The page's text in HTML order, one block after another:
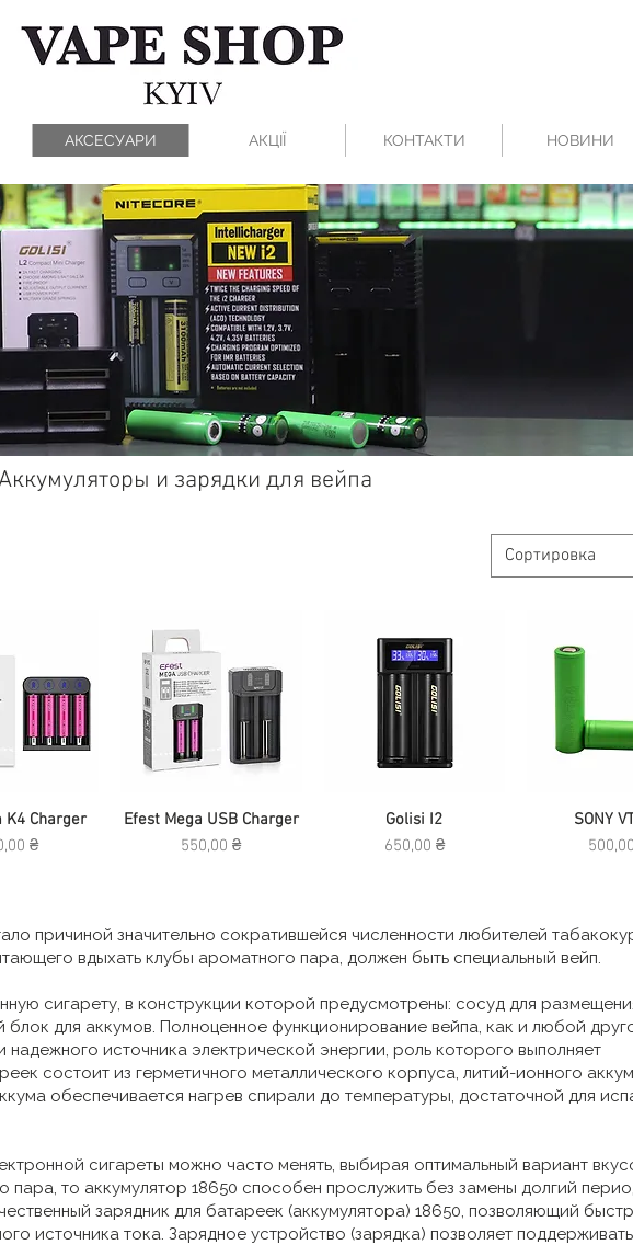
АКСЕСУАРИ АКЦІЇ КОНТАКТИ НОВИНИ
и зарядки для вейпа
Сортировка
просмотр
K4 Charger
₴
Быстрый просмотр
Efest Mega USB Charger
Цена
550,00 ₴
Быстрый просмотр
Golisi I2
Цена
650,00 ₴
Быстрый
SONY
Цена
причиной значительно сократившейся численности любителей
вдыхать клубы ароматного пара, должен быть специальный вейп.
сигарету, в конструкции которой предусмотрены: сосуд для
для аккумов. Полноценное функционирование вейпа, как и любой
источника электрической энергии, роль которого выполняет
состоит из герметичного металлического корпуса, литий-ионного
обеспечивается нагрев спирали до температуры, достаточной для
сигареты можно часто менять, выбирая оптимальный вариант
то аккумулятор 18650 способен прослужить без замены долгий
зарядник для батареек (аккумулятора) 18650, позволяющий
источника тока. Зарядное устройство (зарядка) позволяет поддерживать